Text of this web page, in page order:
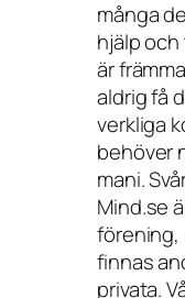
många
hjälp
är
aldrig få
verkliga
behöver
mani.
Mind.se
förening,
finnas
privata.